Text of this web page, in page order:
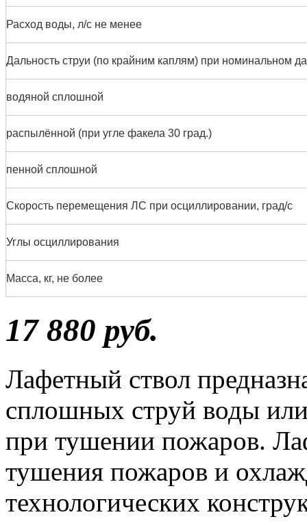
Расход воды, л/с не менее
Дальность струи (по крайним каплям) при номинальном
водяной сплошной
распылённой (при угле факела 30 град.)
пенной сплошной
Скорость перемещения ЛС при осциллировании, град/с
Углы осциллирования
Масса, кг, не более
17 880 руб.
Лафетный ствол
сплошных струй воды
при тушении пожаров.
тушения пожаров и
технологических